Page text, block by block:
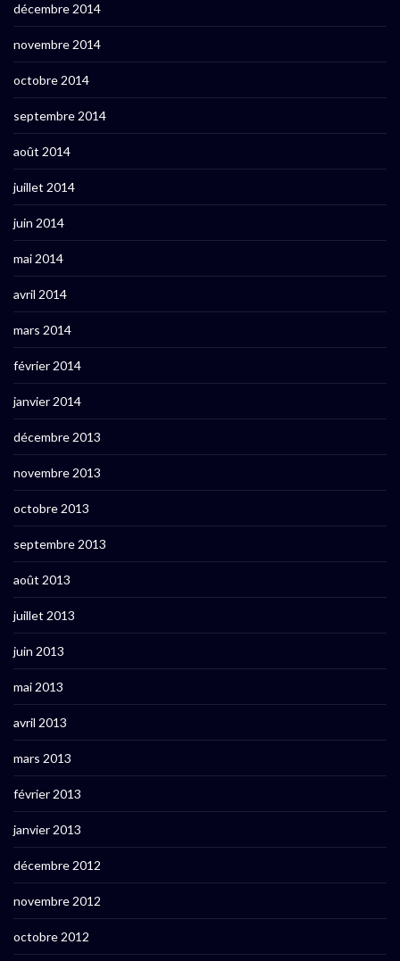
décembre 2014
novembre 2014
octobre 2014
septembre 2014
août 2014
juillet 2014
juin 2014
mai 2014
avril 2014
mars 2014
février 2014
janvier 2014
décembre 2013
novembre 2013
octobre 2013
septembre 2013
août 2013
juillet 2013
juin 2013
mai 2013
avril 2013
mars 2013
février 2013
janvier 2013
décembre 2012
novembre 2012
octobre 2012